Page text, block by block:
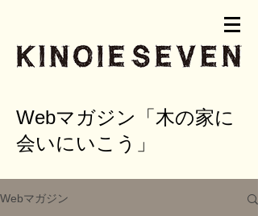
Webマガジン「木の家に
会いにいこう」
Webマガジン